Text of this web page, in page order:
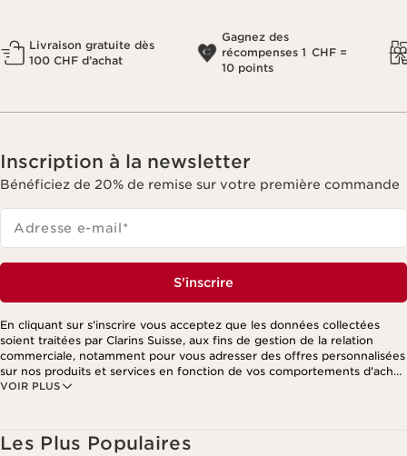
Livraison gratuite dès
100 CHF d’achat
Gagnez des
récompenses 1 CHF =
10 points
Inscription à la newsletter
Bénéficiez de 20% de remise sur votre première commande
Adresse e-mail*
S'inscrire
VOIR PLUS
En cliquant sur s'inscrire vous acceptez que les données collectées
soient traitées par Clarins Suisse, aux fins de gestion de la relation
commerciale, notamment pour vous adresser des offres personnalisées
sur nos produits et services en fonction de vos comportements d'achat,
de vos habitudes et/ou de vos centres d'intérêts, y compris par
cliquant sur le lien de désinscription présent dans chaque newsletter.
Ces informations sont traitées par Clarins et ses prestataires pour le
Les Plus Populaires